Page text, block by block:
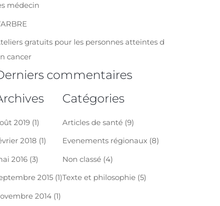
médecin
gratuits pour les personnes atteintes d
cancer
commentaires
2019 (1)
2018 (1)
2016 (3)
2015 (1)
2014 (1)
Catégories
Articles de santé (9)
Evenements régionaux (8)
Non classé (4)
Texte et philosophie (5)